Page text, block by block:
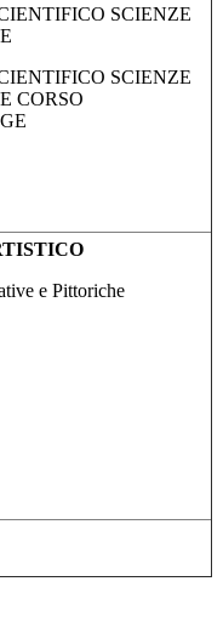
SCIENZE
SCIENZE
CORSO
e Pittoriche